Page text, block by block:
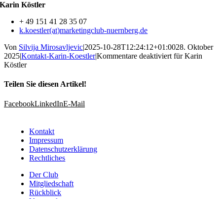
Karin Köstler
+ 49 151 41 28 35 07
k.koestler(at)marketingclub-nuernberg.de
Von Silvija Mirosavljevic|2025-10-28T12:24:12+01:0028. Oktober
2025|Kontakt-Karin-Koestler|Kommentare deaktiviert für Karin
Köstler
Teilen Sie diesen Artikel!
FacebookLinkedInE-Mail
Kontakt
Impressum
Datenschutzerklärung
Rechtliches
Der Club
Mitgliedschaft
Rückblick